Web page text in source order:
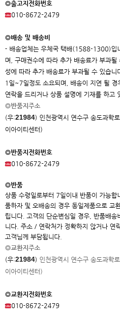
◎출고지전화번호
010-8672-2479
◎배송 및 배송비
- 배송업체는 우체국 택배(1588-1300)입
며, 구매권수에 따라 추가 배송료가 부과
성에 따라 추가 배송료가 부과될 수 있습
1일~7일정도 소요되며, 배송이 지연 될
연락을 드리거나 상품 설명에 기재를 하고
◎반품지주소
(우:21984) 인천광역시 연수구 송도과학
이아이 티센터)
◎반품지전화번호
010-8672-2479
◎반품
상품 수령일로부터 7일이내 반품이 가능합
품하자 및 오배송의 경우 동일제품으로 교
립니다. 고객의 단순변심일 경우, 반품배
니다. 주소 / 연락처가 정확하지 않거나 연
고객님께 부담됩니다.
◎교환지주소
(우:21984) 인천광역시 연수구 송도과학
이아이 티센터)
◎교환지전화번호
010-8672-2479